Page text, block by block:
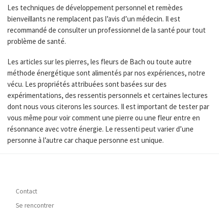
Les techniques de développement personnel et remèdes
bienveillants ne remplacent pas l’avis d’un médecin. Il est
recommandé de consulter un professionnel de la santé pour tout
problème de santé.
Les articles sur les pierres, les fleurs de Bach ou toute autre
méthode énergétique sont alimentés par nos expériences, notre
vécu. Les propriétés attribuées sont basées sur des
expérimentations, des ressentis personnels et certaines lectures
dont nous vous citerons les sources. Il est important de tester par
vous même pour voir comment une pierre ou une fleur entre en
résonnance avec votre énergie. Le ressenti peut varier d’une
personne à l’autre car chaque personne est unique.
Contact
Se rencontrer